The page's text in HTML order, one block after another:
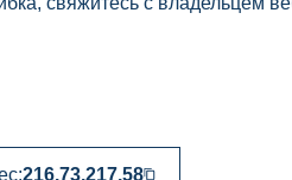
216.73.217.58